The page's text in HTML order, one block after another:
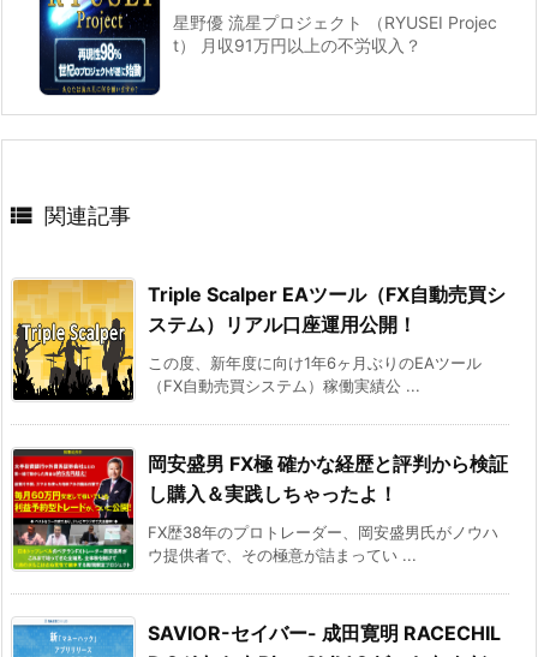
星野優 流星プロジェクト （RYUSEI Projec
t） 月収91万円以上の不労収入？
 関連記事
Triple Scalper EAツール（FX自動売買シ
ステム）リアル口座運用公開！
この度、新年度に向け1年6ヶ月ぶりのEAツール
（FX自動売買システム）稼働実績公 ...
岡安盛男 FX極 確かな経歴と評判から検証
し購入＆実践しちゃったよ！
FX歴38年のプロトレーダー、岡安盛男氏がノウハ
ウ提供者で、その極意が詰まってい ...
SAVIOR-セイバー- 成田寛明 RACECHIL